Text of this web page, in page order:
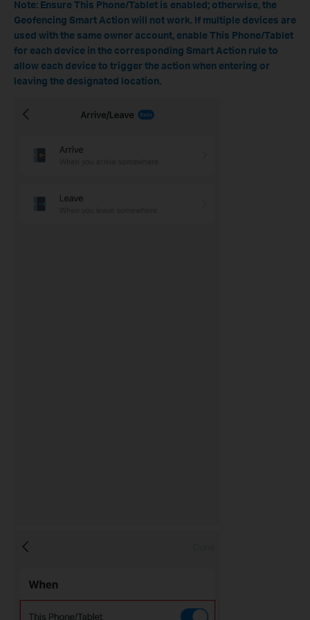
Note: Ensure This Phone/Tablet is enabled; otherwise, the
Geofencing Smart Action will not work. If multiple devices are
used with the same owner account, enable This Phone/Tablet
for each device in the corresponding Smart Action rule to
allow each device to trigger the action when entering or
leaving the designated location.